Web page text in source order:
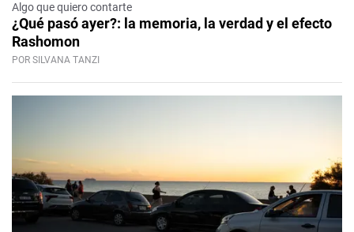
Algo que quiero contarte
¿Qué pasó ayer?: la memoria, la verdad y el efecto
Rashomon
POR SILVANA TANZI